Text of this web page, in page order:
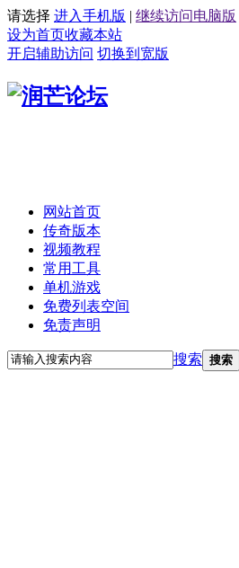
请选择 进入手机版 | 继续访问电脑版
设为首页收藏本站
开启辅助访问 切换到宽版
网站首页
传奇版本
视频教程
常用工具
单机游戏
免费列表空间
免责声明
搜索 搜索